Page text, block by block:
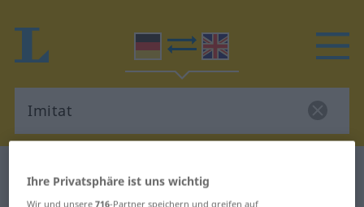
Deutsch-Englisch Übersetzung für
Ihre Privatsphäre ist uns wichtig
Wir und unsere716-Partner speichern und greifen auf